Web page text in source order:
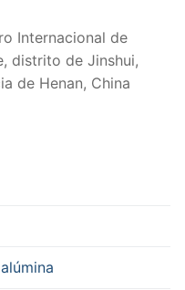
Internacional de
distrito de Jinshui,
de Henan, China